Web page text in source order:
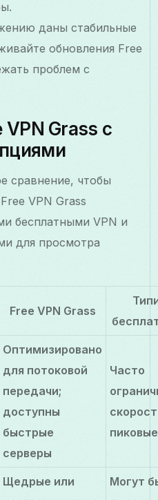
даны стабильные
обновления Free
проблем с
VPN Grass с
сравнение, чтобы
VPN Grass
бесплатными VPN и
для просмотра
Free VPN Grass
Оптимизировано
для потоковой
передачи;
доступны
быстрые
серверы
Часто
Щедрые или
Могут